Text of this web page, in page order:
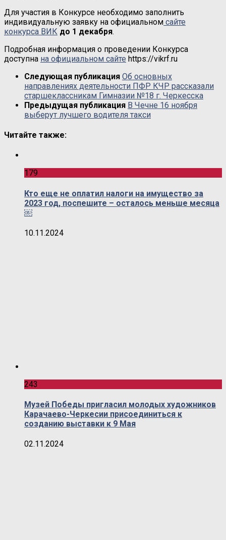
Для участия в Конкурсе необходимо заполнить
индивидуальную заявку на официальном сайте
конкурса ВИК до 1 декабря.
Подробная информация о проведении Конкурса
доступна на официальном сайте https://vikrf.ru
Следующая публикация Об основных
направлениях деятельности ПФР КЧР рассказали
старшеклассникам Гимназии №18 г. Черкесска
Предыдущая публикация В Чечне 16 ноября
выберут лучшего водителя такси
Читайте также:
179
Кто еще не оплатил налоги на имущество за
2023 год, поспешите – осталось меньше месяца
￼
10.11.2024
243
Музей Победы пригласил молодых художников
Карачаево-Черкесии присоединиться к
созданию выставки к 9 Мая
02.11.2024